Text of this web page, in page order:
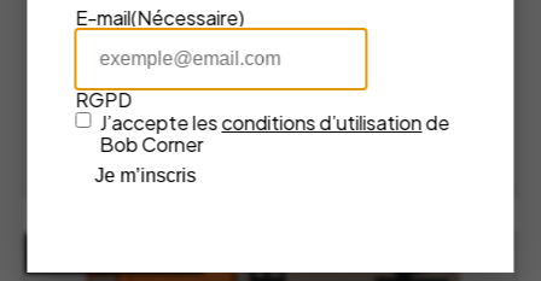
ASSOULINE LIVRE WINE & TRAVEL
FRANCE
120,00€
AJOUTER AU PANIER
E-mail(Nécessaire)
RGPD
J’accepte lesconditions d’utilisationde
Bob Corner
Je m’inscris